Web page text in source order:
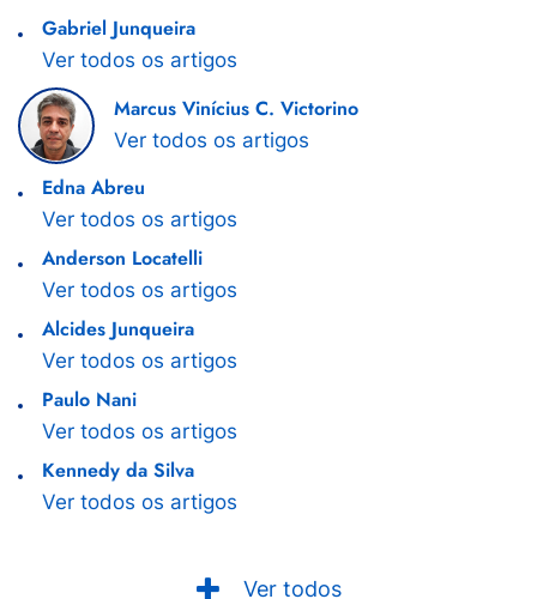
Gabriel Junqueira
Ver todos os artigos
Marcus Vinícius C. Victorino
Ver todos os artigos
Edna Abreu
Ver todos os artigos
Anderson Locatelli
Ver todos os artigos
Alcides Junqueira
Ver todos os artigos
Paulo Nani
Ver todos os artigos
Kennedy da Silva
Ver todos os artigos
Ver todos